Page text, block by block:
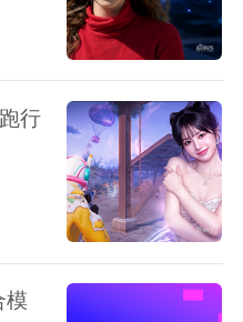
行
模